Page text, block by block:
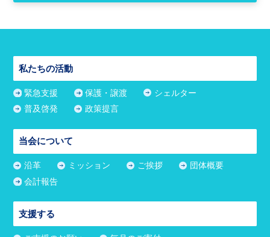
私たちの活動
緊急支援 保護・譲渡
シェルター
普及啓発
政策提言
当会について
沿革 ミッション ご挨拶
団体概要
会計報告
支援する